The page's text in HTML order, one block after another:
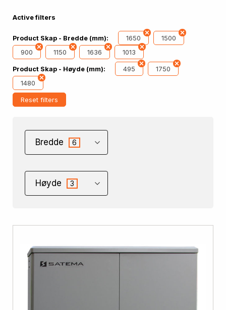
Active filters
Product Skap - Bredde (mm): 1650
1500
900
1150 1636 1013
Product Skap - Høyde (mm): 495
1750
1480
Reset filters
Bredde 6
Høyde 3